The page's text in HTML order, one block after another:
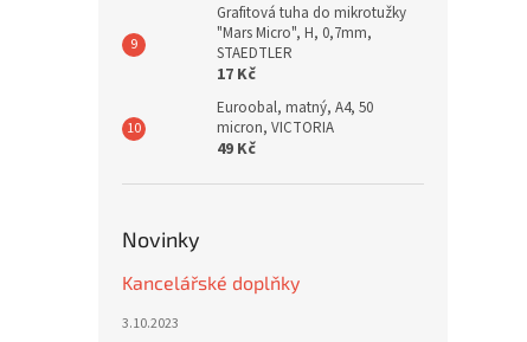
Grafitová tuha do mikrotužky
"Mars Micro", H, 0,7mm,
STAEDTLER
17 Kč
Euroobal, matný, A4, 50
micron, VICTORIA
49 Kč
Novinky
Kancelářské doplňky
3.10.2023